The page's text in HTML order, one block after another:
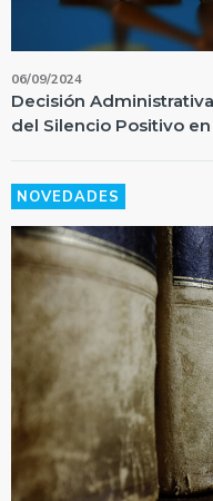
06/09/2024
Decisión
del Silencio Positivo
NOVEDADES